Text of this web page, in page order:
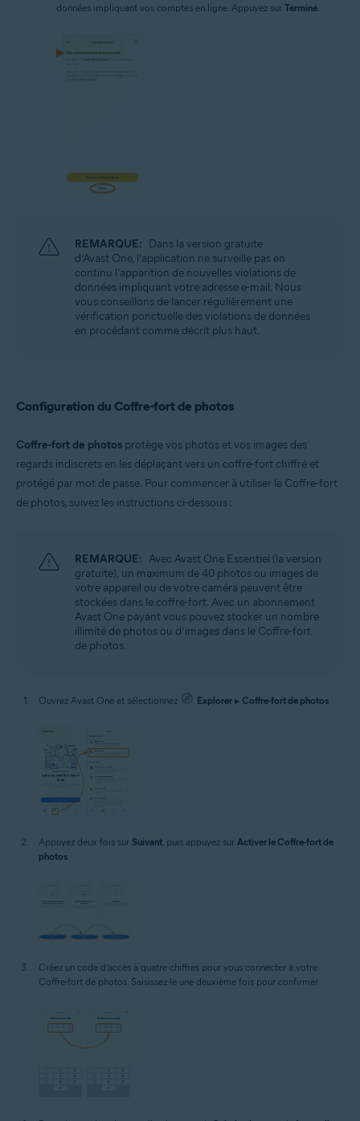
données impliquant vos comptes en ligne. Appuyez sur Terminé
REMARQUE: Dans la version gratuite
d’Avast One, l’application ne surveille pas en
continu l’apparition de nouvelles violations de
données impliquant votre adresse e-mail. Nous
vous conseillons de lancer régulièrement une
vérification ponctuelle des violations de données
en procédant comme décrit plus haut.
Configuration du Coffre-fort de photos
Coffre-fort de photos protège vos photos et vos images des
regards indiscrets en les déplaçant vers un coffre-fort chiffré et
protégé par mot de passe. Pour commencer à utiliser le Coffre-fort
de photos, suivez les instructions ci-dessous :
REMARQUE: Avec Avast One Essentiel (la version
gratuite), un maximum de 40 photos ou images de
votre appareil ou de votre caméra peuvent être
stockées dans le coffre-fort. Avec un abonnement
Avast One payant vous pouvez stocker un nombre
illimité de photos ou d’images dans le Coffre-fort
de photos.
Ouvrez Avast One et sélectionnez Explorer ▸ Coffre-fort de photos
Appuyez deux fois sur Suivant , puis appuyez sur Activer le Coffre-fort de
photos
Créez un code d’accès à quatre chiffres pour vous connecter à votre
Coffre-fort de photos. Saisissez-le une deuxième fois pour confirmer.